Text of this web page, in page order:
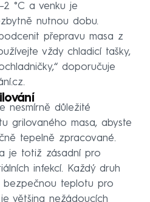
°C a venku je
nutnou dobu.
přepravu masa z
vždy chladicí tašky,
doporučuje
nesmírně důležité
grilovaného masa, abyste
tepelně zpracované.
je totiž zásadní pro
infekcí. Každý druh
bezpečnou teplotu pro
většina nežádoucích